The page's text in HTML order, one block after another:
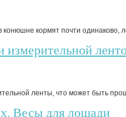
конюшне кормят почти
измерительной
ленты, что может быть
Весы для лошади